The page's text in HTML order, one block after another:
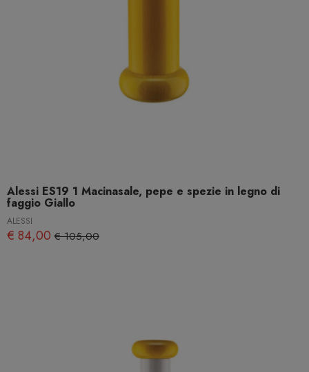
Alessi ES19 1 Macinasale, pepe e spezie in legno di
faggio Giallo
ALESSI
€ 84,00 € 105,00